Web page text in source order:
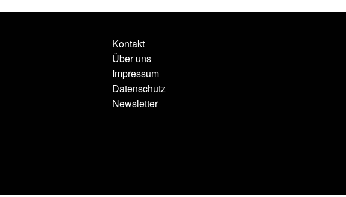
Kontakt
Über uns
Impressum
Datenschutz
Newsletter